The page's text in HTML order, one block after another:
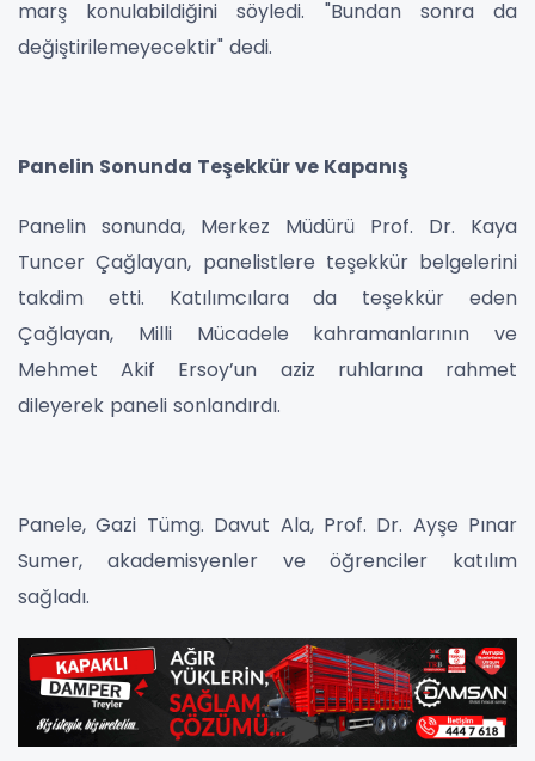
marş konulabildiğini söyledi. "Bundan sonra da
değiştirilemeyecektir" dedi.
Panelin Sonunda Teşekkür ve Kapanış
Panelin sonunda, Merkez Müdürü Prof. Dr. Kaya
Tuncer Çağlayan, panelistlere teşekkür belgelerini
takdim etti. Katılımcılara da teşekkür eden
Çağlayan, Milli Mücadele kahramanlarının ve
Mehmet Akif Ersoy’un aziz ruhlarına rahmet
dileyerek paneli sonlandırdı.
Panele, Gazi Tümg. Davut Ala, Prof. Dr. Ayşe Pınar
Sumer, akademisyenler ve öğrenciler katılım
sağladı.